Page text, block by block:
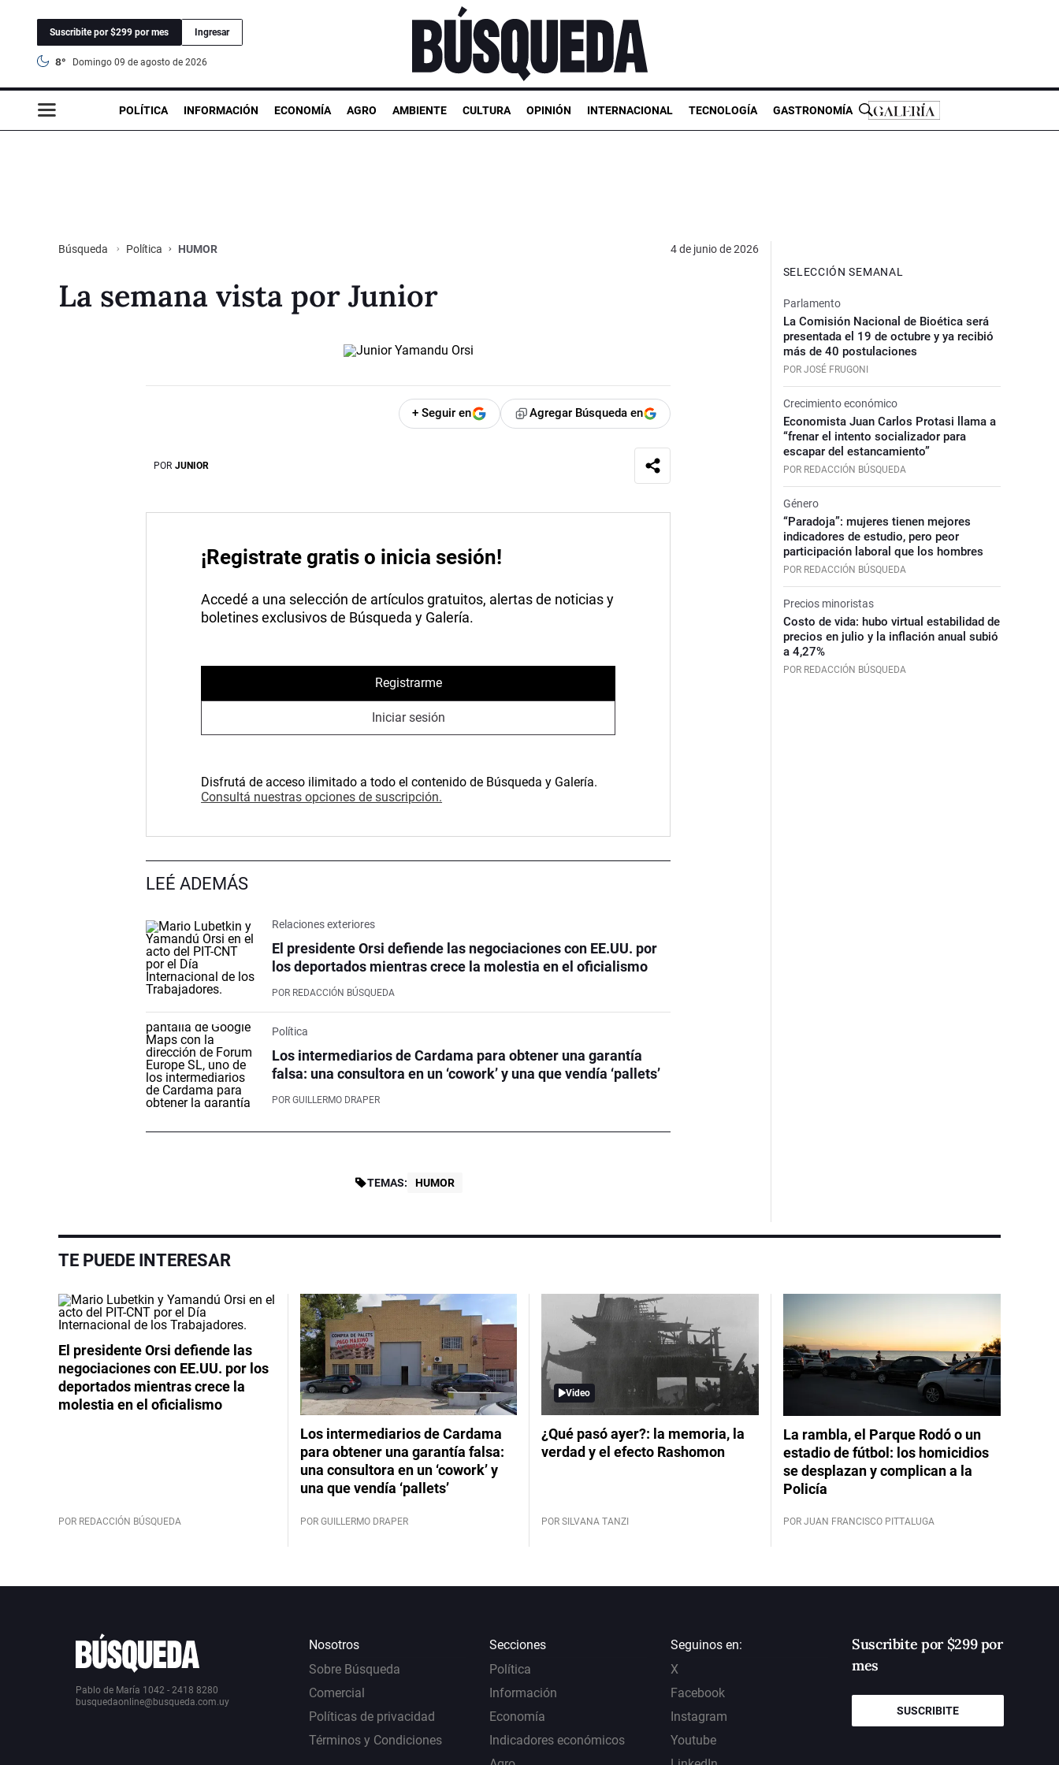
Suscribite por $299 por mes Ingresar
8° domingo 09 de agosto de 2026
POLÍTICA INFORMACIÓN ECONOMÍA AGRO AMBIENTE CULTURA OPINIÓN INTERNACIONAL TECNOLOGÍA GASTRONOMÍA
Búsqueda Política HUMOR 4 de junio de 2026
La semana vista por Junior
+ Seguir en Agregar Búsqueda en
POR JUNIOR
¡Registrate gratis o inicia sesión!
Accedé a una selección de artículos gratuitos, alertas de noticias y
boletines exclusivos de Búsqueda y Galería.
Registrarme
Iniciar sesión
Disfrutá de acceso ilimitado a todo el contenido de Búsqueda y Galería.
Consultá nuestras opciones de suscripción.
LEÉ ADEMÁS
Relaciones exteriores
El presidente Orsi defiende las negociaciones con EE.UU. por
los deportados mientras crece la molestia en el oficialismo
POR REDACCIÓN BÚSQUEDA
Política
Los intermediarios de Cardama para obtener una garantía
falsa: una consultora en un ‘cowork’ y una que vendía ‘pallets’
POR GUILLERMO DRAPER
TEMAS: HUMOR
SELECCIÓN SEMANAL
Parlamento
La Comisión Nacional de Bioética será
presentada el 19 de octubre y ya recibió
más de 40 postulaciones
POR JOSÉ FRUGONI
Crecimiento económico
Economista Juan Carlos Protasi llama a
“frenar el intento socializador para
escapar del estancamiento”
POR REDACCIÓN BÚSQUEDA
Género
“Paradoja”: mujeres tienen mejores
indicadores de estudio, pero peor
participación laboral que los hombres
POR REDACCIÓN BÚSQUEDA
Precios minoristas
Costo de vida: hubo virtual estabilidad de
precios en julio y la inflación anual subió
a 4,27%
POR REDACCIÓN BÚSQUEDA
TE PUEDE INTERESAR
El presidente Orsi defiende las
negociaciones con EE.UU. por los
deportados mientras crece la
molestia en el oficialismo
POR REDACCIÓN BÚSQUEDA
Los intermediarios de Cardama
para obtener una garantía falsa:
una consultora en un ‘cowork’ y
una que vendía ‘pallets’
POR GUILLERMO DRAPER
Video
¿Qué pasó ayer?: la memoria, la
verdad y el efecto Rashomon
POR SILVANA TANZI
La rambla, el Parque Rodó o un
estadio de fútbol: los homicidios
se desplazan y complican a la
Policía
POR JUAN FRANCISCO PITTALUGA
Pablo de María 1042 - 2418 8280
busquedaonline@busqueda.com.uy
Nosotros
Sobre Búsqueda
Comercial
Políticas de privacidad
Términos y Condiciones
Secciones
Política
Información
Economía
Indicadores económicos
Seguinos en:
X
Facebook
Instagram
Youtube
Suscribite por $299 por
mes
SUSCRIBITE